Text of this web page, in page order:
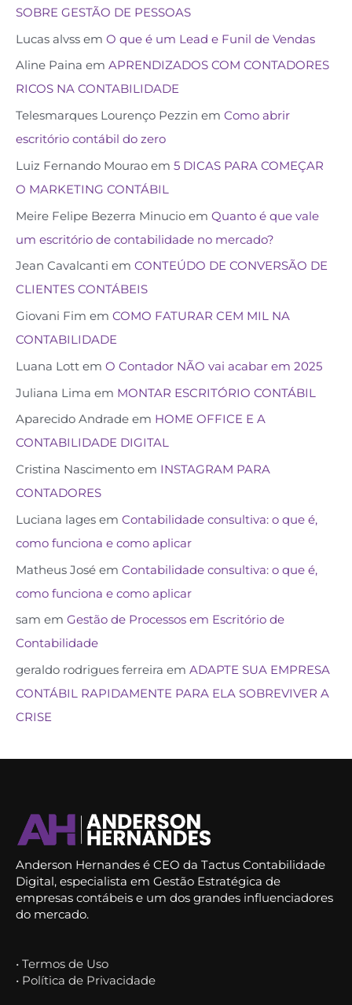
SOBRE GESTÃO DE PESSOAS
Lucas alvss em O que é um Lead e Funil de Vendas
Aline Paina em APRENDIZADOS COM CONTADORES
RICOS NA CONTABILIDADE
Telesmarques Lourenço Pezzin em Como abrir
escritório contábil do zero
Luiz Fernando Mourao em 5 DICAS PARA COMEÇAR
O MARKETING CONTÁBIL
Meire Felipe Bezerra Minucio em Quanto é que vale
um escritório de contabilidade no mercado?
Jean Cavalcanti em CONTEÚDO DE CONVERSÃO DE
CLIENTES CONTÁBEIS
Giovani Fim em COMO FATURAR CEM MIL NA
CONTABILIDADE
Luana Lott em O Contador NÃO vai acabar em 2025
Juliana Lima em MONTAR ESCRITÓRIO CONTÁBIL
Aparecido Andrade em HOME OFFICE E A
CONTABILIDADE DIGITAL
Cristina Nascimento em INSTAGRAM PARA
CONTADORES
Luciana lages em Contabilidade consultiva: o que é,
como funciona e como aplicar
Matheus José em Contabilidade consultiva: o que é,
como funciona e como aplicar
sam em Gestão de Processos em Escritório de
Contabilidade
geraldo rodrigues ferreira em ADAPTE SUA EMPRESA
CONTÁBIL RAPIDAMENTE PARA ELA SOBREVIVER A
CRISE
Anderson Hernandes é CEO da Tactus Contabilidade
Digital, especialista em Gestão Estratégica de
empresas contábeis e um dos grandes influenciadores
do mercado.
• Termos de Uso
• Política de Privacidade